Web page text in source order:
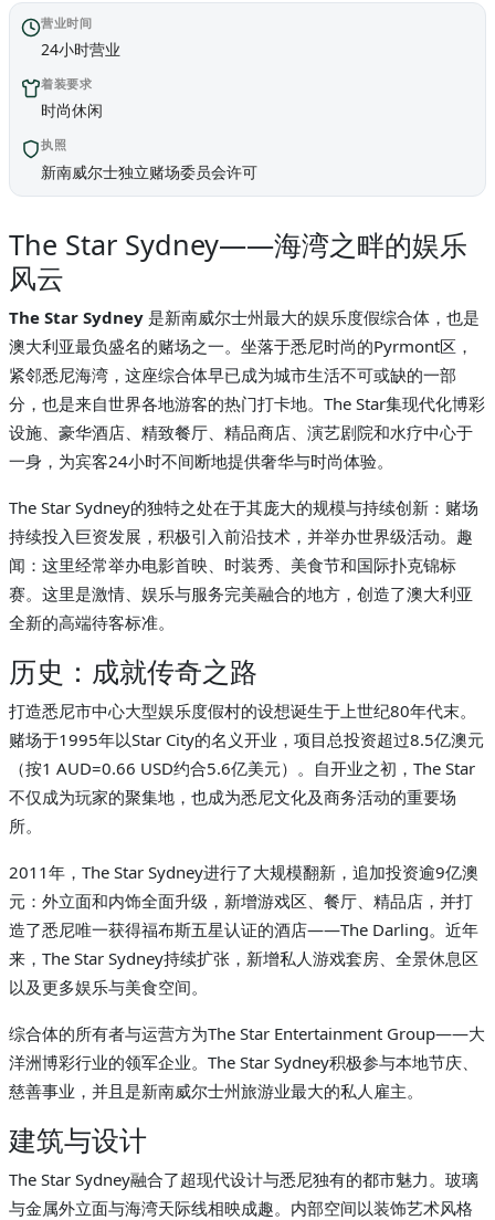
营业时间
24小时营业
着装要求
时尚休闲
执照
新南威尔士独立赌场委员会许可
The Star Sydney——海湾之畔的娱乐
风云
The Star Sydney 是新南威尔士州最大的娱乐度假综合体，也是
澳大利亚最负盛名的赌场之一。坐落于悉尼时尚的Pyrmont区，
紧邻悉尼海湾，这座综合体早已成为城市生活不可或缺的一部
分，也是来自世界各地游客的热门打卡地。The Star集现代化博彩
设施、豪华酒店、精致餐厅、精品商店、演艺剧院和水疗中心于
一身，为宾客24小时不间断地提供奢华与时尚体验。
The Star Sydney的独特之处在于其庞大的规模与持续创新：赌场
持续投入巨资发展，积极引入前沿技术，并举办世界级活动。趣
闻：这里经常举办电影首映、时装秀、美食节和国际扑克锦标
赛。这里是激情、娱乐与服务完美融合的地方，创造了澳大利亚
全新的高端待客标准。
历史：成就传奇之路
打造悉尼市中心大型娱乐度假村的设想诞生于上世纪80年代末。
赌场于1995年以Star City的名义开业，项目总投资超过8.5亿澳元
（按1 AUD=0.66 USD约合5.6亿美元）。自开业之初，The Star
不仅成为玩家的聚集地，也成为悉尼文化及商务活动的重要场
所。
2011年，The Star Sydney进行了大规模翻新，追加投资逾9亿澳
元：外立面和内饰全面升级，新增游戏区、餐厅、精品店，并打
造了悉尼唯一获得福布斯五星认证的酒店——The Darling。近年
来，The Star Sydney持续扩张，新增私人游戏套房、全景休息区
以及更多娱乐与美食空间。
综合体的所有者与运营方为The Star Entertainment Group——大
洋洲博彩行业的领军企业。The Star Sydney积极参与本地节庆、
慈善事业，并且是新南威尔士州旅游业最大的私人雇主。
建筑与设计
The Star Sydney融合了超现代设计与悉尼独有的都市魅力。玻璃
与金属外立面与海湾天际线相映成趣。内部空间以装饰艺术风格